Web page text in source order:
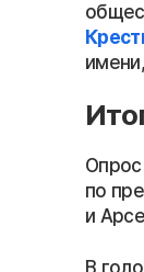
по
и